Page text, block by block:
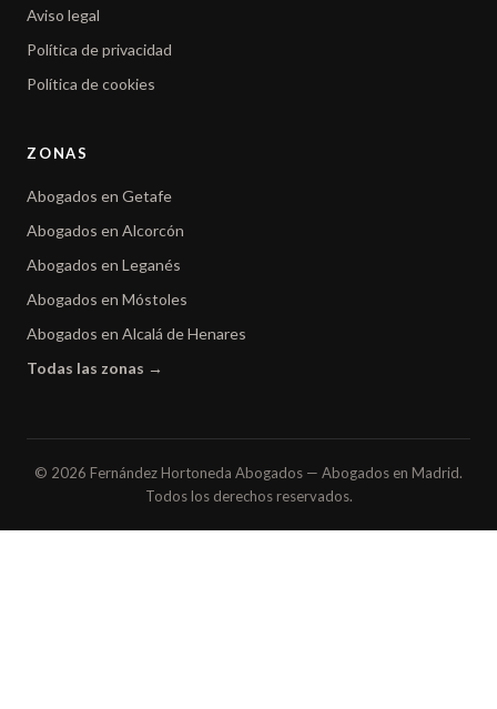
Aviso legal
Política de privacidad
Política de cookies
ZONAS
Abogados en Getafe
Abogados en Alcorcón
Abogados en Leganés
Abogados en Móstoles
Abogados en Alcalá de Henares
Todas las zonas →
© 2026 Fernández Hortoneda Abogados — Abogados en Madrid.
Todos los derechos reservados.